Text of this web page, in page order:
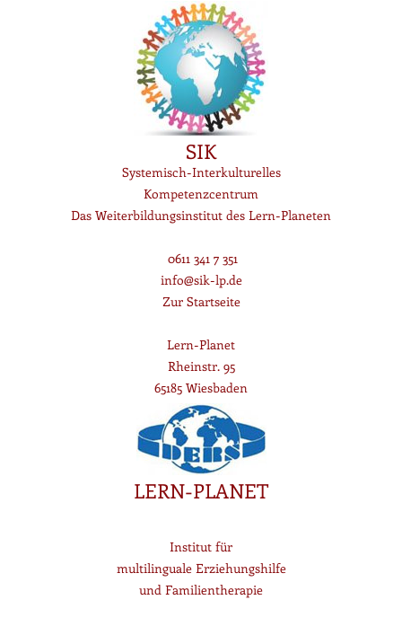
SIK
Systemisch-Interkulturelles
Kompetenzcentrum
Das Weiterbildungsinstitut des Lern-Planeten
0611 341 7 351
info@sik-lp.de
Zur Startseite
Lern-Planet
Rheinstr. 95
65185 Wiesbaden
LERN-PLANET
Institut für
multilinguale Erziehungshilfe
und Familientherapie